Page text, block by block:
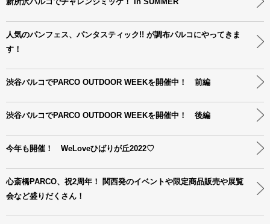
人気のパンフェス、パンタスティック!! が調布パルコにやってきま
す！
渋谷パルコでPARCO OUTDOOR WEEKを開催中！ 前編
渋谷パルコでPARCO OUTDOOR WEEKを開催中！ 後編
今年も開催！ WeLoveひばりが丘2022♡
心斎橋PARCO、祝2周年！ 関西発のイベントや限定商品販売や展覧
会など盛りだくさん！